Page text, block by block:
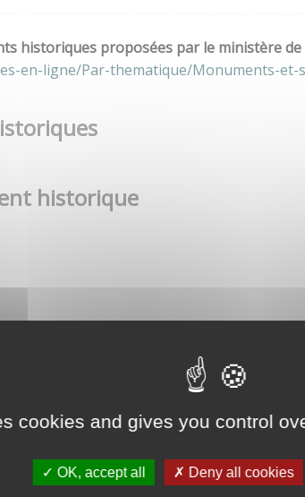
cookies and gives you control
OK, accept all Deny all cookies
historiques proposées par le ministère de
en-ligne/Par-thematique/Monuments-et-
historique